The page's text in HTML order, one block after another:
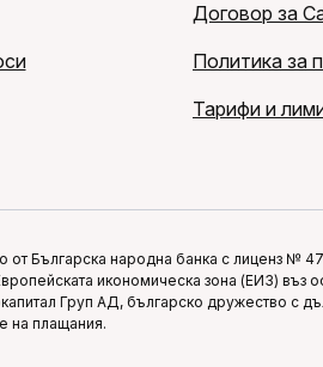
Договор за
Политика за
Тарифи и
Българска народна банка с лиценз №
икономическа зона (ЕИЗ) въз
Груп АД, българско дружество с
на плащания.